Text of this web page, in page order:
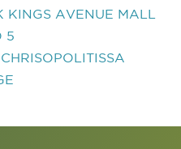
KINGS AVENUE MALL
5